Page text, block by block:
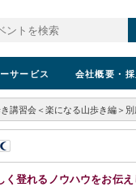
サービス 会社概要 ・
講習会＜楽になる山歩き編＞
登れるノウハウをお伝え